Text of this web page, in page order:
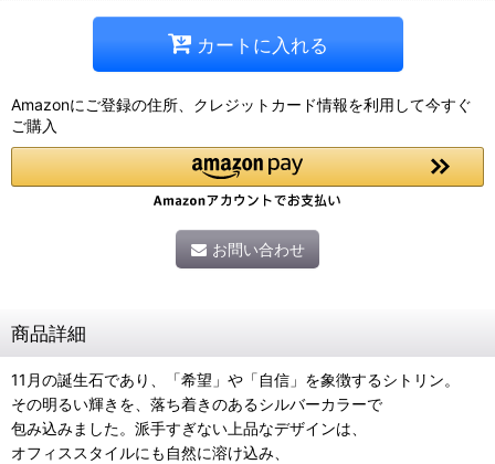
カートに入れる
Amazonにご登録の住所、クレジットカード情報を利用して今すぐ
ご購入
お問い合わせ
商品詳細
11月の誕生石であり、「希望」や「自信」を象徴するシトリン。
その明るい輝きを、落ち着きのあるシルバーカラーで
包み込みました。派手すぎない上品なデザインは、
オフィススタイルにも自然に溶け込み、